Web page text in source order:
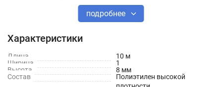
профессиональных материалов, так её конструкция
рассчитана на сложные условия эксплуатации и нагрузки.
обеспечивает равномерное распределение сжимающих
усилий, а прочное полимерное геополотно способно
выдерживать большое натяжение без порывов.
Функциональный материал со сложным профилем
подробнее
Характеристики
Длина
10 м
Ширина
1
Высота
8 мм
Состав
Полиэтилен высокой